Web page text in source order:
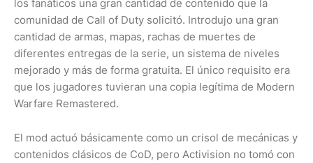
los fanáticos una gran cantidad de contenido que la
comunidad de Call of Duty solicitó. Introdujo una gran
cantidad de armas, mapas, rachas de muertes de
diferentes entregas de la serie, un sistema de niveles
mejorado y más de forma gratuita. El único requisito era
que los jugadores tuvieran una copia legítima de Modern
Warfare Remastered.
El mod actuó básicamente como un crisol de mecánicas y
contenidos clásicos de CoD, pero Activision no tomó con